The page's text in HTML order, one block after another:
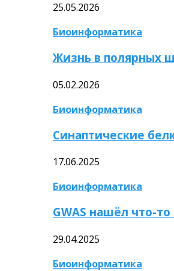
25.05.2026
Биоинформатика
Жизнь в полярных
05.02.2026
Биоинформатика
Синаптические
17.06.2025
Биоинформатика
GWAS нашёл что-
29.04.2025
Биоинформатика